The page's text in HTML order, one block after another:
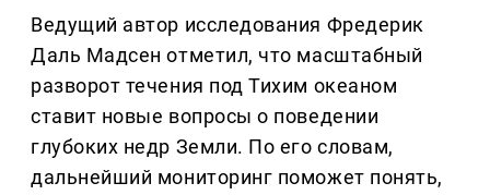
Ведущий автор исследования Фредерик
Даль Мадсен отметил, что масштабный
разворот течения под Тихим океаном
ставит новые вопросы о поведении
глубоких недр Земли. По его словам,
дальнейший мониторинг поможет понять,